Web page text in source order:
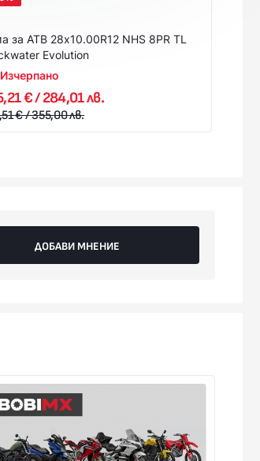
за АТВ 28x10.00R12 NHS 8PR TL
Evolution
Изчерпано
€ / 284,01 лв.
€ / 355,00 лв.
ДОБАВИ МНЕНИЕ